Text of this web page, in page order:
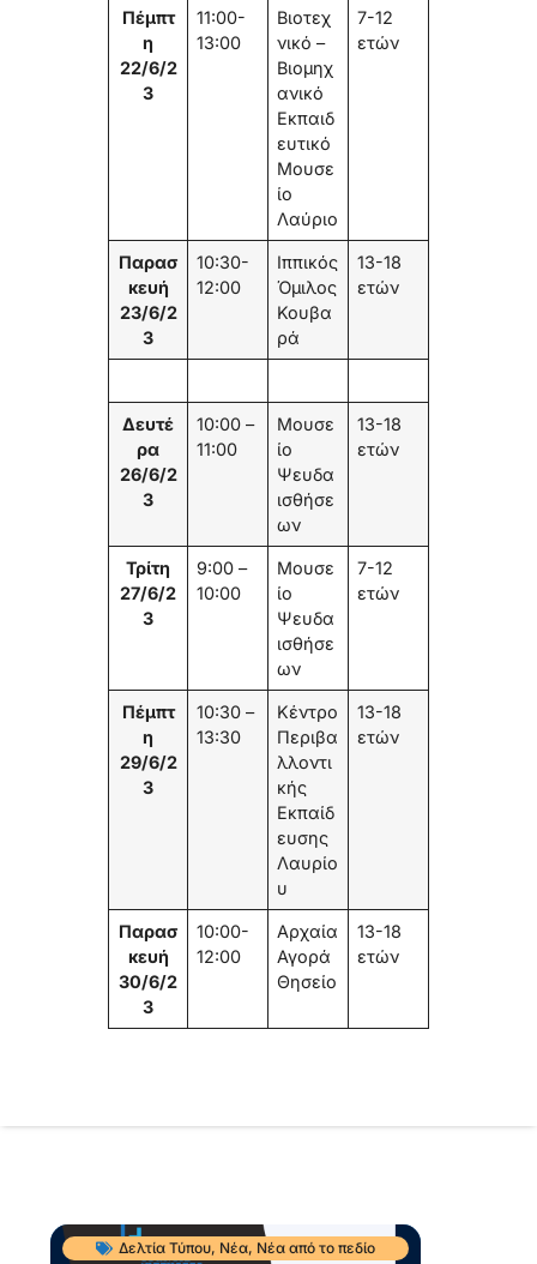
Πέμπτ
η
22/6/2
3
11:00-
13:00
Βιοτεχ
νικό –
Βιομηχ
ανικό
Εκπαιδ
ευτικό
Μουσε
ίο
Λαύριο
7-12
ετών
Παρασ
κευή
23/6/2
3
10:30-
12:00
Ιππικός
Όμιλος
Κουβα
ρά
13-18
ετών
Δευτέ
ρα
26/6/2
3
10:00 –
11:00
Μουσε
ίο
Ψευδα
ισθήσε
ων
13-18
ετών
Τρίτη
27/6/2
3
9:00 –
10:00
Μουσε
ίο
Ψευδα
ισθήσε
ων
7-12
ετών
Πέμπτ
η
29/6/2
3
10:30 –
13:30
Κέντρο
Περιβα
λλοντι
κής
Εκπαίδ
ευσης
Λαυρίο
υ
13-18
ετών
Παρασ
κευή
30/6/2
3
10:00-
12:00
Αρχαία
Αγορά
Θησείο
13-18
ετών
Δελτία Τύπου, Νέα, Νέα από το πεδίο